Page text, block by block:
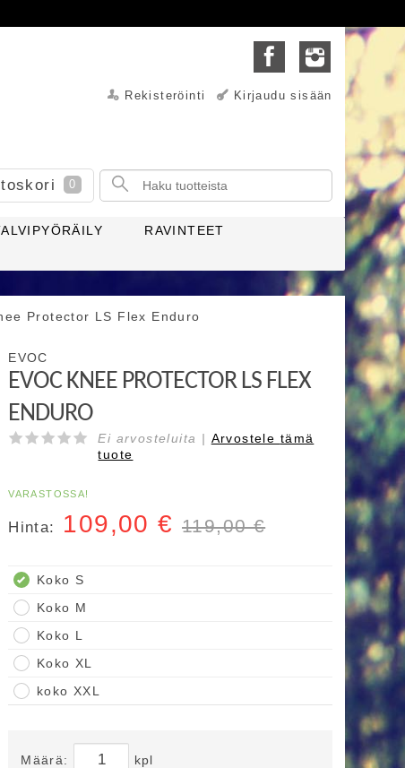
Rekisteröinti Kirjaudu sisään
0
RAVINTEET
Protector LS Flex Enduro
EVOC
EVOC KNEE PROTECTOR LS FLEX
ENDURO
Ei arvosteluita | Arvostele tämä
tuote
VARASTOSSA!
Hinta: 109,00€ 119,00 €
Koko S
Koko M
Koko L
Koko XL
koko XXL
Määrä: kpl